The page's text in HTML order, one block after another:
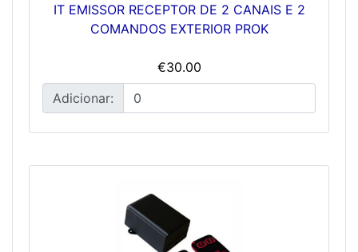
IT EMISSOR RECEPTOR DE 2 CANAIS E 2
COMANDOS EXTERIOR PROK
€30.00
Adicionar: